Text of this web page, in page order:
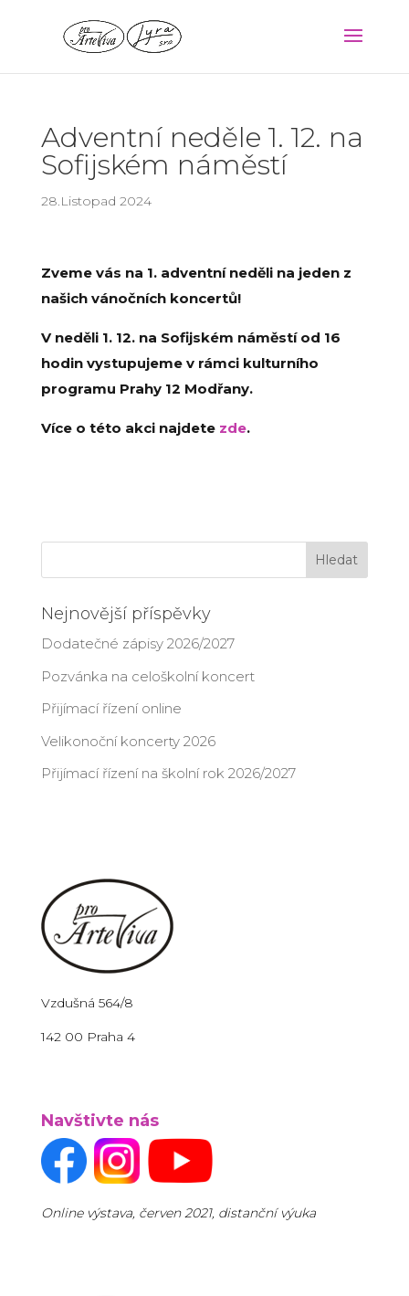
Adventní neděle 1. 12. na
Sofijském náměstí
28.Listopad 2024
Zveme vás na 1. adventní neděli na jeden z
našich vánočních koncertů!
V neděli 1. 12. na Sofijském náměstí od 16
hodin vystupujeme v rámci kulturního
programu Prahy 12 Modřany.
Více o této akci najdete zde.
Nejnovější příspěvky
Dodatečné zápisy 2026/2027
Pozvánka na celoškolní koncert
Přijímací řízení online
Velikonoční koncerty 2026
Přijímací řízení na školní rok 2026/2027
Vzdušná 564/8
142 00 Praha 4
Navštivte nás
Online výstava, červen 2021, distanční výuka